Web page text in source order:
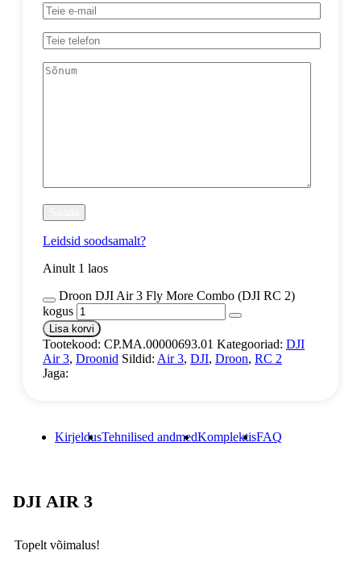
Leidsid soodsamalt?
Ainult 1 laos
Droon DJI Air 3 Fly More Combo (DJI RC 2)
kogus
Lisa korvi
Tootekood: CP.MA.00000693.01 Kategooriad: DJI
Air 3, Droonid Sildid: Air 3, DJI, Droon, RC 2
Jaga:
KirjeldusTehnilised andmedKomplektisFAQ
DJI AIR 3
Topelt võimalus!